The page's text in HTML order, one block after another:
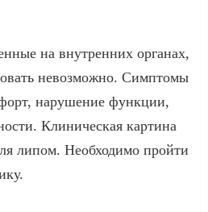
на внутренних органах,
невозможно. Симптомы
нарушение функции,
Клиническая картина
липом. Необходимо пройти